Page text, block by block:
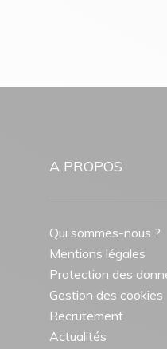
A PROPOS
Qui sommes-nous ?
Mentions légales
Protection des
Gestion des cookies
Recrutement
Actualités